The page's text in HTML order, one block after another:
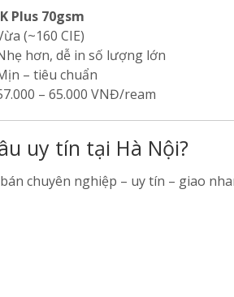
Plus 70gsm
(~160 CIE)
hơn, dễ in số lượng lớn
– tiêu chuẩn
– 65.000 VNĐ/ream
uy tín tại Hà Nội?
chuyên nghiệp – uy tín – giao